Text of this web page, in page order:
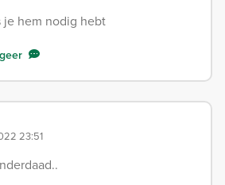
je hem nodig hebt
23:51